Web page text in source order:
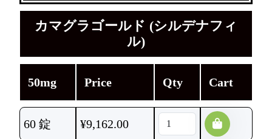
カマグラゴールド (シルデナフィ
ル)
50mg Price Qty Cart
60 錠 ¥9,162.00